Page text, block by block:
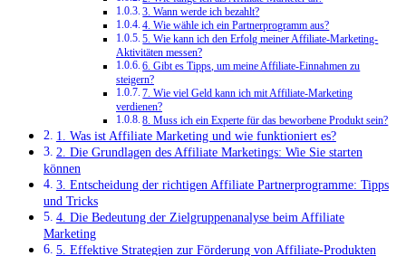
3. Wann werde ich bezahlt?
4. Wie wähle ich ein Partnerprogramm aus?
5. Wie kann ich den Erfolg meiner Affiliate-Marketing-
Aktivitäten messen?
6. Gibt es Tipps, um meine Affiliate-Einnahmen zu
steigern?
7. Wie viel Geld kann ich mit Affiliate-Marketing
verdienen?
8. Muss ich ein Experte für das beworbene Produkt sein?
1. Was ist Affiliate Marketing und wie funktioniert es?
2. Die Grundlagen des Affiliate Marketings: Wie Sie starten
können
3. Entscheidung der richtigen Affiliate Partnerprogramme: Tipps
und Tricks
4. Die Bedeutung der Zielgruppenanalyse beim Affiliate
Marketing
5. Effektive Strategien zur Förderung von Affiliate-Produkten